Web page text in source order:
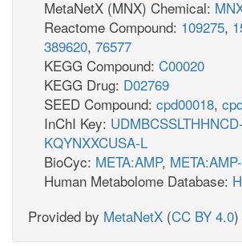
MetaNetX (MNX) Chemical:
Reactome Compound: 109275,
389620, 76577
KEGG Compound: C00020
KEGG Drug: D02769
SEED Compound: cpd00018,
InChI Key: UDMBCSSLTHHNCD-
KQYNXXCUSA-L
BioCyc: META:AMP,
Human Metabolome Database:
Provided by MetaNetX (CC BY 4.0)